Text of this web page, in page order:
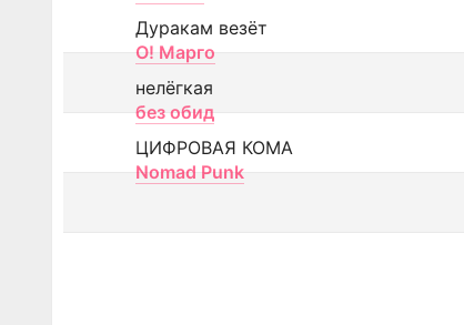
Дуракам везёт
О! Марго
нелёгкая
без обид
ЦИФРОВАЯ КОМА
Nomad Punk